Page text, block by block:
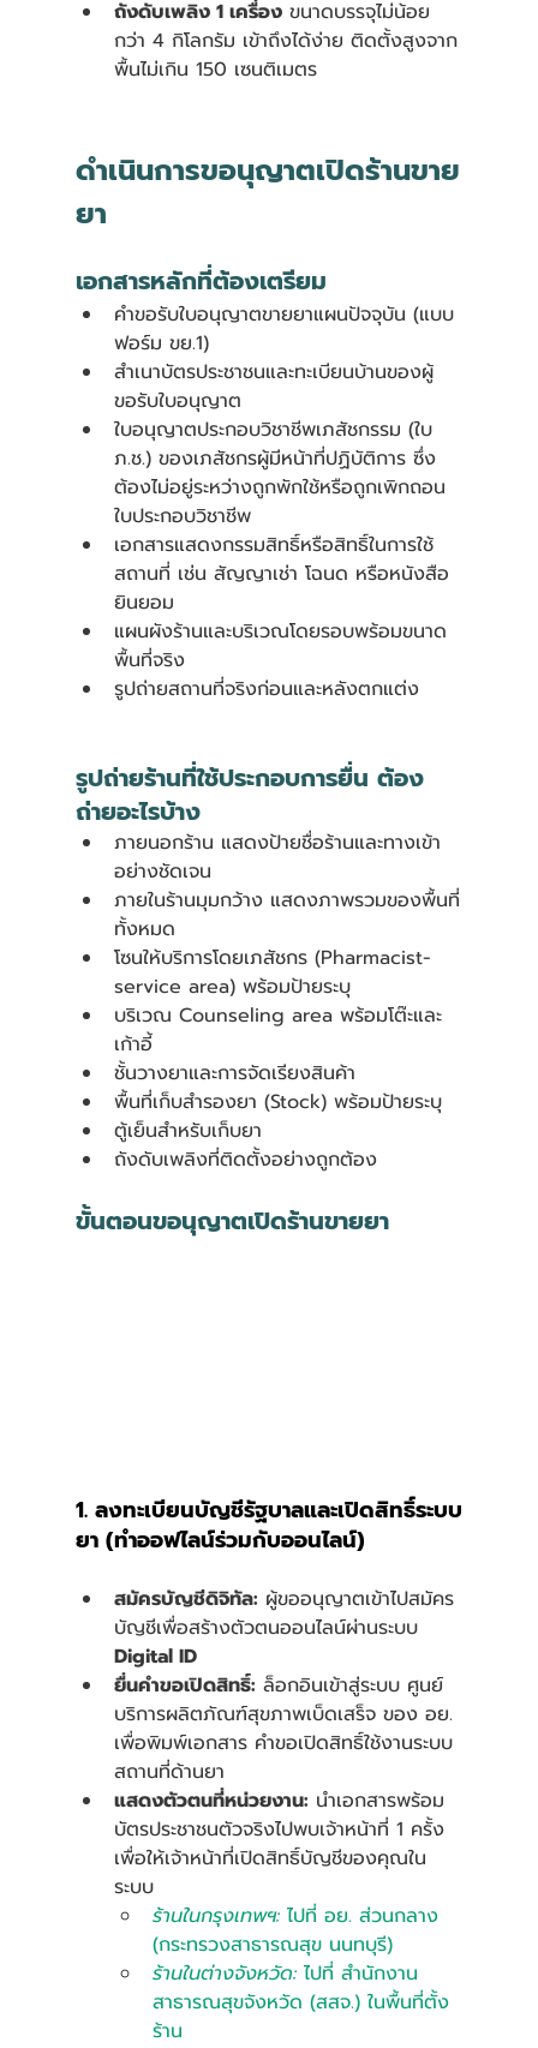
ถังดับเพลิง 1 เครื่อง ขนาดบรรจุไม่น้อย
กว่า 4 กิโลกรัม เข้าถึงได้ง่าย ติดตั้งสูงจาก
พื้นไม่เกิน 150 เซนติเมตร
ดำเนินการขอนุญาตเปิดร้านขาย
ยา
เอกสารหลักที่ต้องเตรียม
คำขอรับใบอนุญาตขายยาแผนปัจจุบัน (แบบ
ฟอร์ม ขย.1)
สำเนาบัตรประชาชนและทะเบียนบ้านของผู้
ขอรับใบอนุญาต
ใบอนุญาตประกอบวิชาชีพเภสัชกรรม (ใบ
ภ.ช.) ของเภสัชกรผู้มีหน้าที่ปฏิบัติการ ซึ่ง
ต้องไม่อยู่ระหว่างถูกพักใช้หรือถูกเพิกถอน
ใบประกอบวิชาชีพ
เอกสารแสดงกรรมสิทธิ์หรือสิทธิ์ในการใช้
สถานที่ เช่น สัญญาเช่า โฉนด หรือหนังสือ
ยินยอม
แผนผังร้านและบริเวณโดยรอบพร้อมขนาด
พื้นที่จริง
รูปถ่ายสถานที่จริงก่อนและหลังตกแต่ง
รูปถ่ายร้านที่ใช้ประกอบการยื่น ต้อง
ถ่ายอะไรบ้าง
ภายนอกร้าน แสดงป้ายชื่อร้านและทางเข้า
อย่างชัดเจน
ภายในร้านมุมกว้าง แสดงภาพรวมของพื้นที่
ทั้งหมด
โซนให้บริการโดยเภสัชกร (Pharmacist-
service area) พร้อมป้ายระบุ
บริเวณ Counseling area พร้อมโต๊ะและ
เก้าอี้
ชั้นวางยาและการจัดเรียงสินค้า
พื้นที่เก็บสำรองยา (Stock) พร้อมป้ายระบุ
ตู้เย็นสำหรับเก็บยา
ถังดับเพลิงที่ติดตั้งอย่างถูกต้อง
ขั้นตอนขอนุญาตเปิดร้านขายยา
1. ลงทะเบียนบัญชีรัฐบาลและเปิดสิทธิ์ระบบ
ยา (ทำออฟไลน์ร่วมกับออนไลน์)
สมัครบัญชีดิจิทัล: ผู้ขออนุญาตเข้าไปสมัคร
บัญชีเพื่อสร้างตัวตนออนไลน์ผ่านระบบ
Digital ID
ยื่นคำขอเปิดสิทธิ์: ล็อกอินเข้าสู่ระบบ ศูนย์
บริการผลิตภัณฑ์สุขภาพเบ็ดเสร็จ ของ อย.
เพื่อพิมพ์เอกสาร คำขอเปิดสิทธิ์ใช้งานระบบ
สถานที่ด้านยา
แสดงตัวตนที่หน่วยงาน: นำเอกสารพร้อม
บัตรประชาชนตัวจริงไปพบเจ้าหน้าที่ 1 ครั้ง
เพื่อให้เจ้าหน้าที่เปิดสิทธิ์บัญชีของคุณใน
ระบบ
ร้านในกรุงเทพฯ: ไปที่ อย. ส่วนกลาง
(กระทรวงสาธารณสุข นนทบุรี)
ร้านในต่างจังหวัด: ไปที่ สำนักงาน
สาธารณสุขจังหวัด (สสจ.) ในพื้นที่ตั้ง
ร้าน